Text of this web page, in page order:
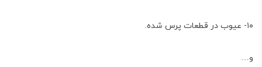
۱۰- عیوب در قطعات پرس شده.
و…